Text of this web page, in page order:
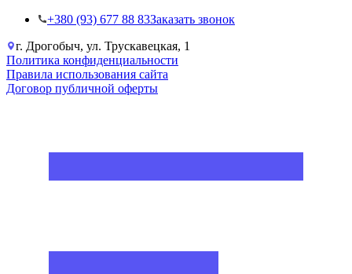
+38‎0 (93) 677 88 83Заказать звонок
г. Дрогобыч, ул. Трускавецкая, 1
Политика конфиденциальности
Правила использования сайта
Договор публичной оферты